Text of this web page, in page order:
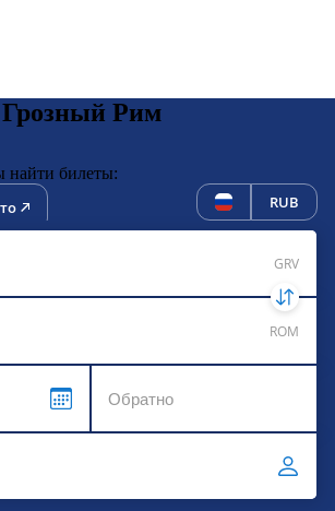
Рим
найти билеты:
RUB
GRV
ROM